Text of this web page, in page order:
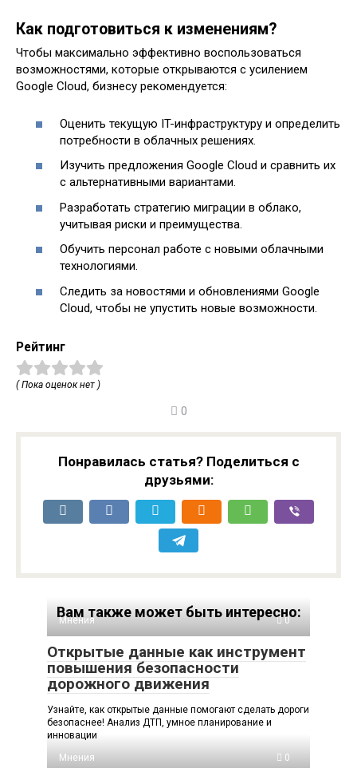
Как подготовиться к изменениям?
Чтобы максимально эффективно воспользоваться
возможностями, которые открываются с усилением
Google Cloud, бизнесу рекомендуется:
Оценить текущую IT-инфраструктуру и определить
потребности в облачных решениях.
Изучить предложения Google Cloud и сравнить их
с альтернативными вариантами.
Разработать стратегию миграции в облако,
учитывая риски и преимущества.
Обучить персонал работе с новыми облачными
технологиями.
Следить за новостями и обновлениями Google
Cloud, чтобы не упустить новые возможности.
Рейтинг
( Пока оценок нет )
0
Понравилась статья? Поделиться с
друзьями:
Вам также может быть интересно:
Мнения 0
Открытые данные как инструмент
повышения безопасности
дорожного движения
Узнайте, как открытые данные помогают сделать дороги
безопаснее! Анализ ДТП, умное планирование и
инновации
Мнения
0